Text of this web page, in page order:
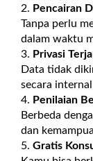
Pencairan
Tanpa perlu
dalam waktu
Privasi
Data tidak
secara
Penilaian
Berbeda
dan
Gratis